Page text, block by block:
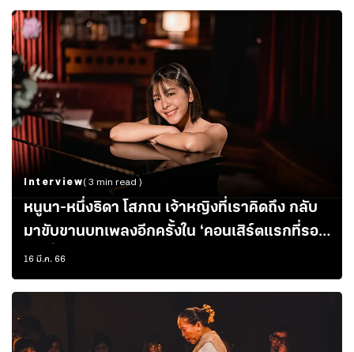
Interview( 3 min read )
หนูนา-หนึ่งธิดา โสภณ เจ้าหญิงที่เราคิดถึง กลับ
มาขับขานบทเพลงอีกครั้งใน ‘คอนเสิร์ตแรกที่รอ
มาเนิ่นนาน’
16 มี.ค. 66